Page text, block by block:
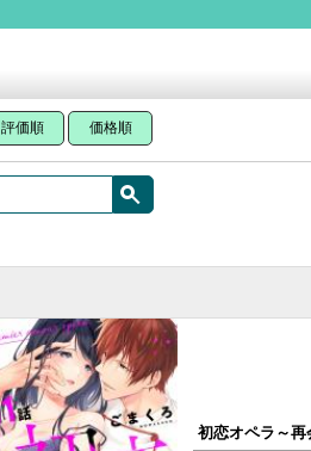
評価順 価格順
初恋オペラ～再